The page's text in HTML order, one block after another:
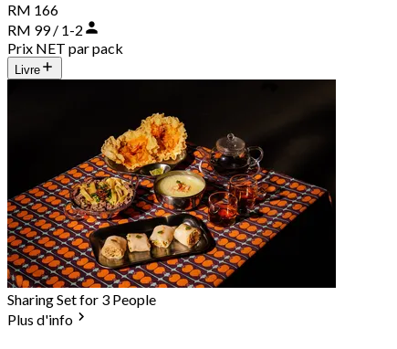
RM 166
RM 99 / 1-2
Prix NET par pack
Livre
Sharing Set for 3 People
Plus d'info